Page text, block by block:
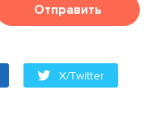
Отправить
X/Twitter